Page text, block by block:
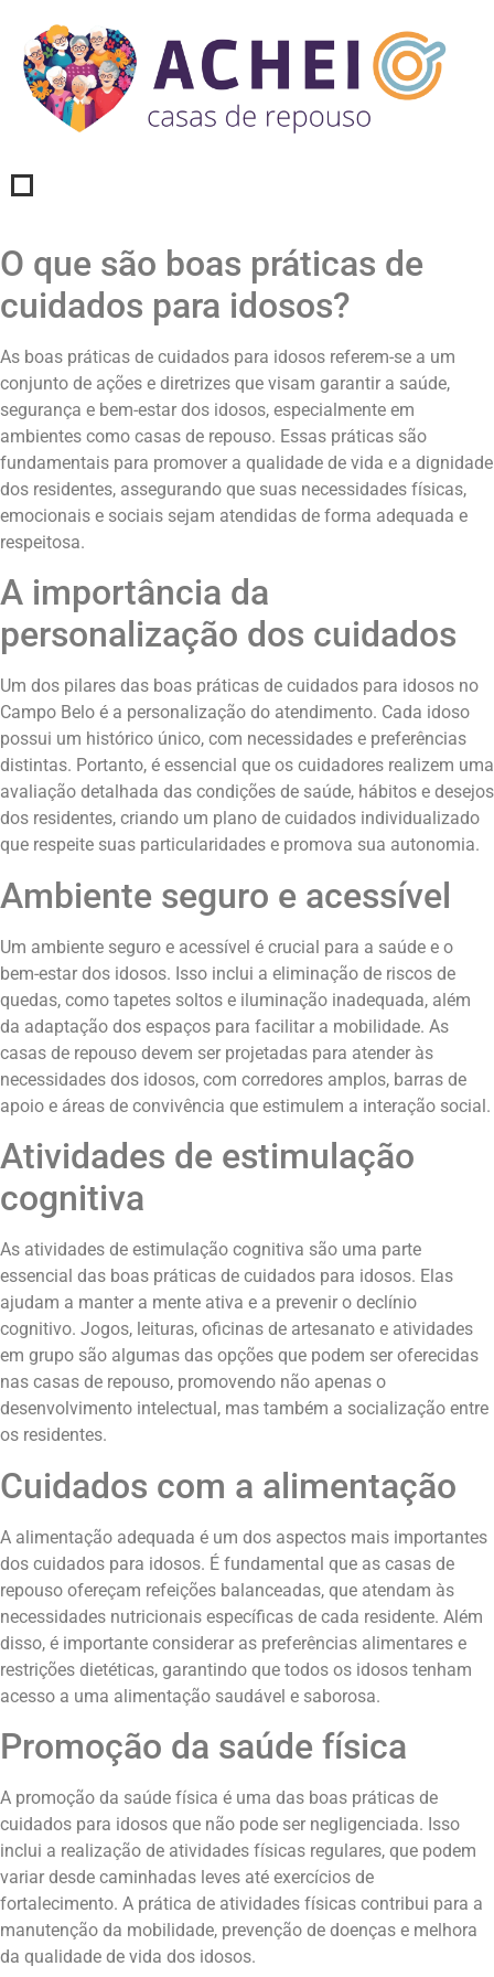
O que são boas práticas de
cuidados para idosos?
As boas práticas de cuidados para idosos referem-se a um
conjunto de ações e diretrizes que visam garantir a saúde,
segurança e bem-estar dos idosos, especialmente em
ambientes como casas de repouso. Essas práticas são
fundamentais para promover a qualidade de vida e a dignidade
dos residentes, assegurando que suas necessidades físicas,
emocionais e sociais sejam atendidas de forma adequada e
respeitosa.
A importância da
personalização dos cuidados
Um dos pilares das boas práticas de cuidados para idosos no
Campo Belo é a personalização do atendimento. Cada idoso
possui um histórico único, com necessidades e preferências
distintas. Portanto, é essencial que os cuidadores realizem uma
avaliação detalhada das condições de saúde, hábitos e desejos
dos residentes, criando um plano de cuidados individualizado
que respeite suas particularidades e promova sua autonomia.
Ambiente seguro e acessível
Um ambiente seguro e acessível é crucial para a saúde e o
bem-estar dos idosos. Isso inclui a eliminação de riscos de
quedas, como tapetes soltos e iluminação inadequada, além
da adaptação dos espaços para facilitar a mobilidade. As
casas de repouso devem ser projetadas para atender às
necessidades dos idosos, com corredores amplos, barras de
apoio e áreas de convivência que estimulem a interação social.
Atividades de estimulação
cognitiva
As atividades de estimulação cognitiva são uma parte
essencial das boas práticas de cuidados para idosos. Elas
ajudam a manter a mente ativa e a prevenir o declínio
cognitivo. Jogos, leituras, oficinas de artesanato e atividades
em grupo são algumas das opções que podem ser oferecidas
nas casas de repouso, promovendo não apenas o
desenvolvimento intelectual, mas também a socialização entre
os residentes.
Cuidados com a alimentação
A alimentação adequada é um dos aspectos mais importantes
dos cuidados para idosos. É fundamental que as casas de
repouso ofereçam refeições balanceadas, que atendam às
necessidades nutricionais específicas de cada residente. Além
disso, é importante considerar as preferências alimentares e
restrições dietéticas, garantindo que todos os idosos tenham
acesso a uma alimentação saudável e saborosa.
Promoção da saúde física
A promoção da saúde física é uma das boas práticas de
cuidados para idosos que não pode ser negligenciada. Isso
inclui a realização de atividades físicas regulares, que podem
variar desde caminhadas leves até exercícios de
fortalecimento. A prática de atividades físicas contribui para a
manutenção da mobilidade, prevenção de doenças e melhora
da qualidade de vida dos idosos.